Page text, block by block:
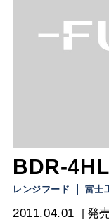
BDR-
レンジフード 富士
2011.04.01［発